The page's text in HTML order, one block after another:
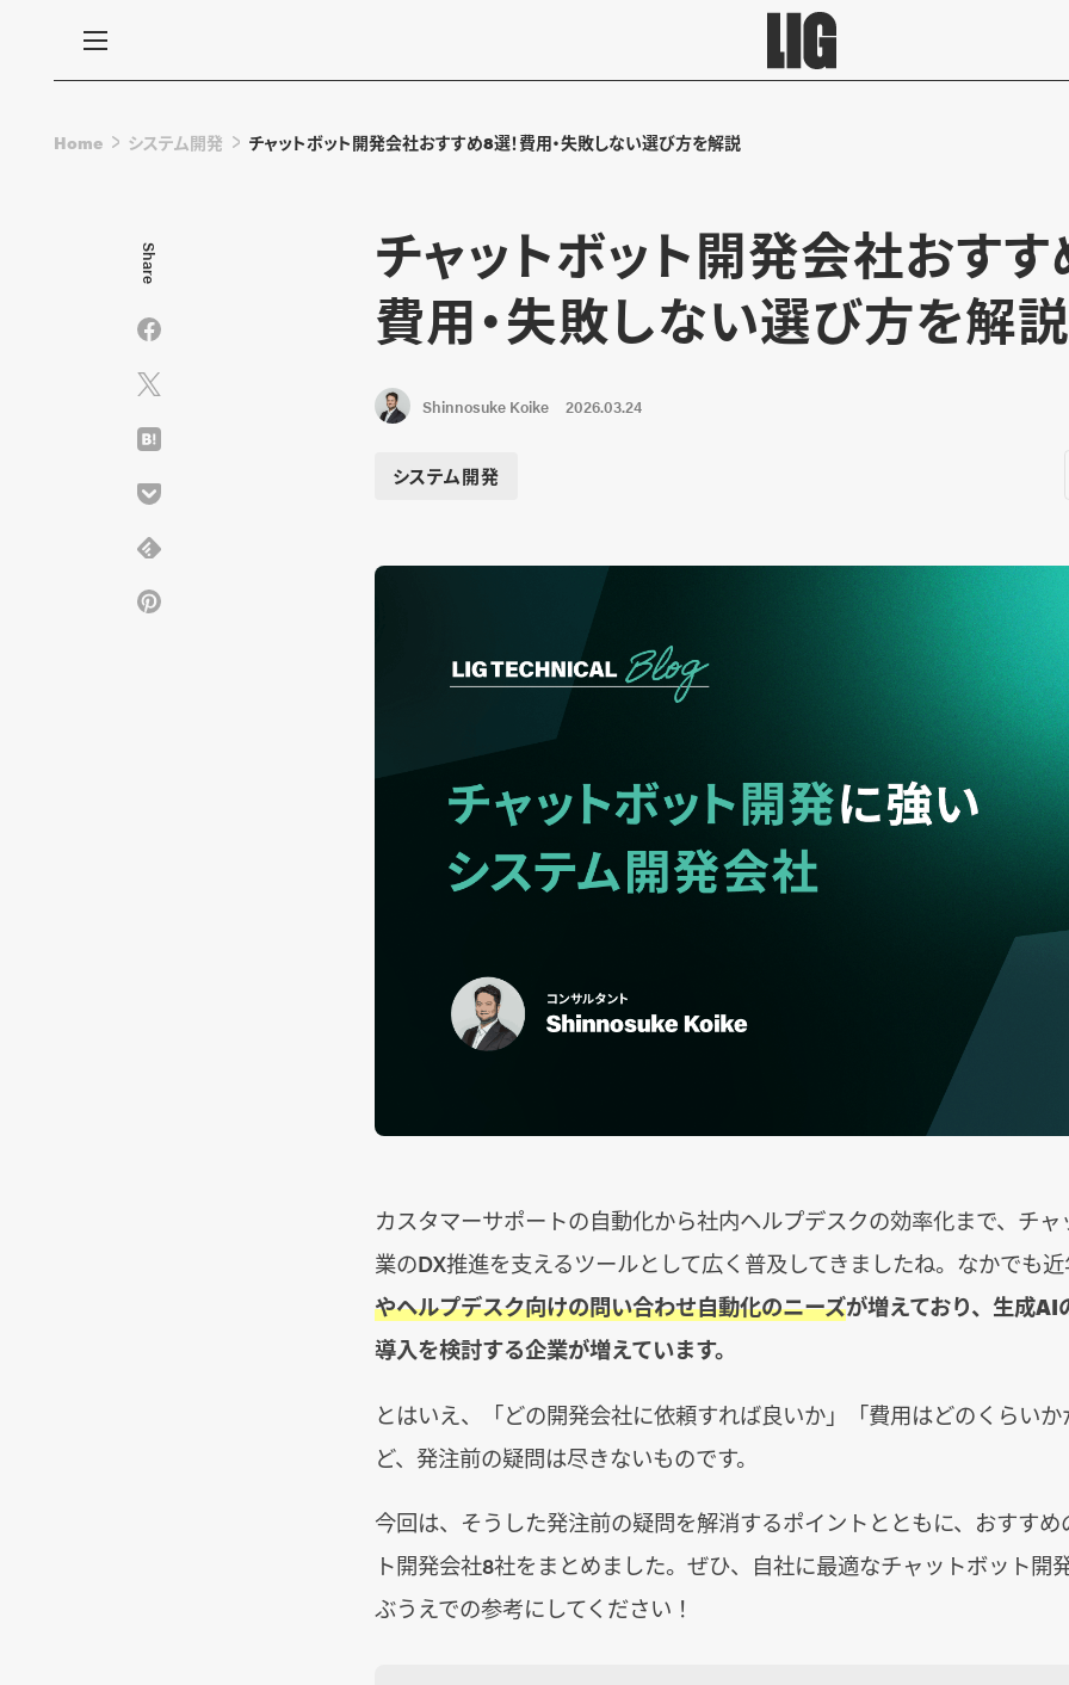
Home システム開発 チャットボット開発会社おすすめ8選！費用・失敗しない選び方を解説
チャットボット開発会社おすす
費用・失敗しない選び方を解
Shinnosuke Koike 2026.03.24
システム開発
カスタマーサポートの自動化から社内ヘルプデスクの効率化まで、チ
業のDX推進を支えるツールとして広く普及してきましたね。なかでも
やヘルプデスク向けの問い合わせ自動化のニーズが増えており、生成AI
導入を検討する企業が増えています。
とはいえ、「どの開発会社に依頼すれば良いか」「費用はどのくらい
ど、発注前の疑問は尽きないものです。
今回は、そうした発注前の疑問を解消するポイントとともに、おすす
ト開発会社8社をまとめました。ぜひ、自社に最適なチャットボット開
ぶうえでの参考にしてください！
Share